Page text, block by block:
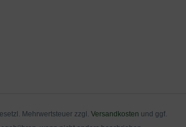
Mehrwertsteuer zzgl. Versandkosten und ggf.